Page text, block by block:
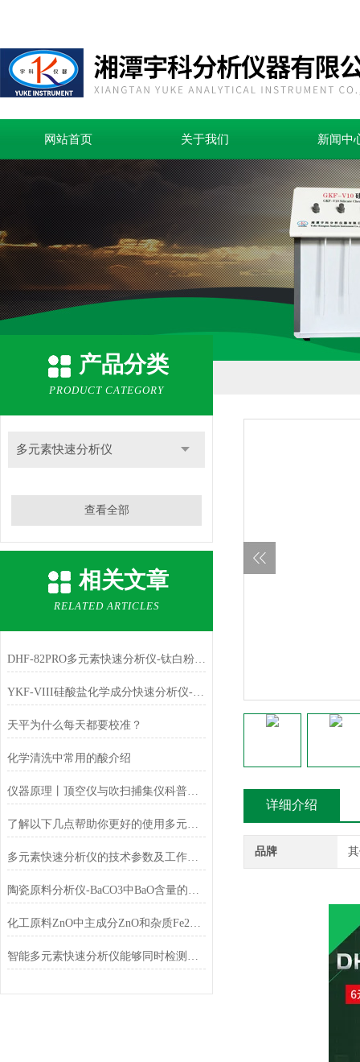
网站首页 关于我们 新闻中
产品分类
PRODUCT CATEGORY
多元素快速分析仪
查看全部
相关文章
RELATED ARTICLES
DHF-82PRO多元素快速分析仪-钛白粉、金红石中主成份TiO2的测定
YKF-VIII硅酸盐化学成分快速分析仪-铁红中主成份Fe2O3的测定
天平为什么每天都要校准？
化学清洗中常用的酸介绍
仪器原理丨顶空仪与吹扫捕集仪科普小知识
了解以下几点帮助你更好的使用多元素快速分析仪
多元素快速分析仪的技术参数及工作条件
陶瓷原料分析仪-BaCO3中BaO含量的测定
化工原料ZnO中主成分ZnO和杂质Fe2O3的测定
智能多元素快速分析仪能够同时检测和分析多少种元素？
详细介绍
品牌